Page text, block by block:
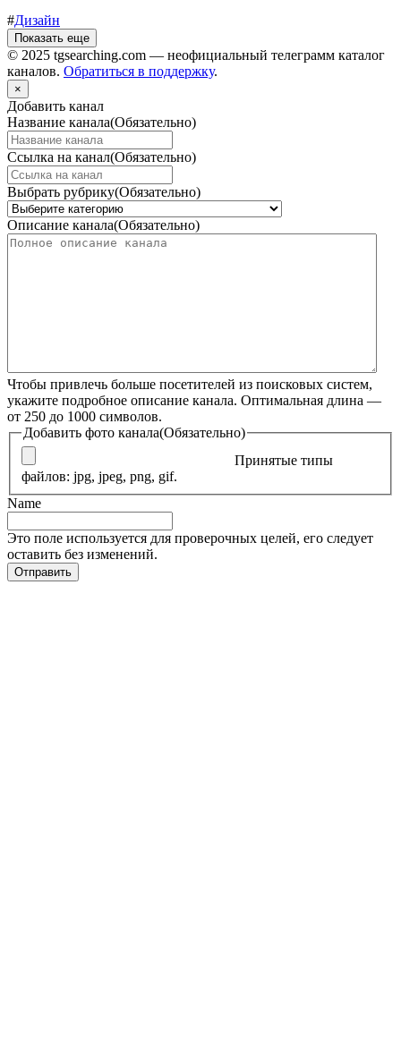
#Дизайн
Показать еще
© 2025 tgsearching.com — неофициальный телеграмм каталог
каналов. Обратиться в поддержку.
×
Добавить канал
Название канала(Обязательно)
Ссылка на канал(Обязательно)
Выбрать рубрику(Обязательно)
Описание канала(Обязательно)
Чтобы привлечь больше посетителей из поисковых систем,
укажите подробное описание канала. Оптимальная длина —
от 250 до 1000 символов.
Добавить фото канала(Обязательно)
Принятые типы
файлов: jpg, jpeg, png, gif.
Name
Это поле используется для проверочных целей, его следует
оставить без изменений.